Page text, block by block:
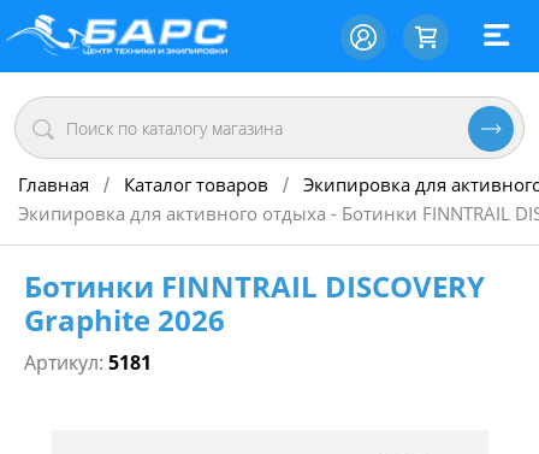
Главная / Каталог товаров / Экипировка для
Экипировка для активного отдыха - Ботинки FINNTRAIL
Ботинки FINNTRAIL DISCOVERY
Graphite 2026
Артикул: 5181